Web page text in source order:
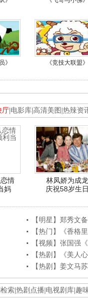
》 《竞技大联盟》
厅 电影库 高清美图 热辣资
情
妈
林凤娇为成龙
庆祝58岁生
【明星】郑秀文
【热门】《香格
【视频】张国强
【热剧】《美人
【热剧】姜文马
索 热剧点播 电视剧库 趣